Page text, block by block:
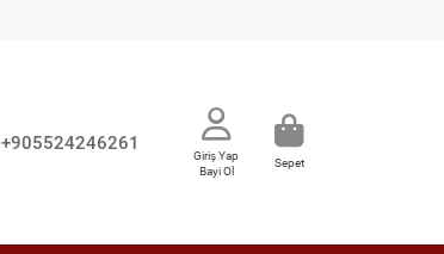
+905524246261
Giriş Yap
Bayi Ol
Sepet